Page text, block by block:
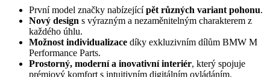
První model značky nabízejícípět různých variant pohonu.
Nový design s výrazným a nezaměnitelným charakterem z
každého úhlu.
Možnost individualizace díky exkluzivním dílům BMW M
Performance Parts.
Prostorný, moderní a inovativní interiér, který spojuje
prémiový komfort s intuitivním digitálním ovládáním.